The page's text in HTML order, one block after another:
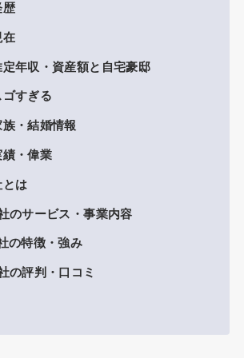
歴
在
年収・資産額と自宅豪邸
すぎる
・結婚情報
績・偉業
は
のサービス・事業内容
の特徴・強み
の評判・口コミ